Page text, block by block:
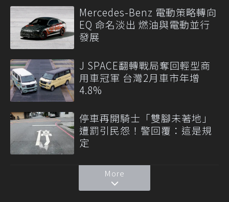
Mercedes-Benz 電動策略轉向
EQ 命名淡出 燃油與電動並行
發展
J SPACE翻轉戰局奪回輕型商
用車冠軍 台灣2月車市年增
4.8%
停車再開騎士「雙腳未著地」
遭罰引民怨！警回覆：這是規
定
More